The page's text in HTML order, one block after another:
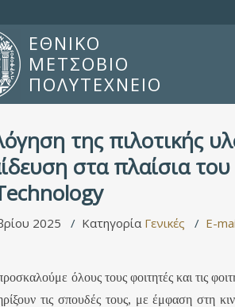
ΕΘΝΙΚΟ
ΜΕΤΣΟΒΙΟ
ΠΟΛΥΤΕΧΝΕΙΟ
της πιλοτικής
στα πλαίσια
2025 Κατηγορία Γενικές E-
όλους τους φοιτητές και τις
τις σπουδές τους, με έμφαση στη